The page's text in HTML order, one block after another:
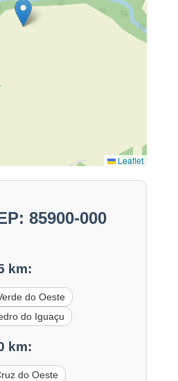
Leaflet
85900-000
km:
do Oeste
do Iguaçu
km:
do Oeste